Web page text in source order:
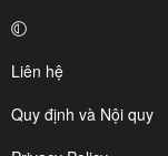
Liên hệ
Quy định và Nội quy